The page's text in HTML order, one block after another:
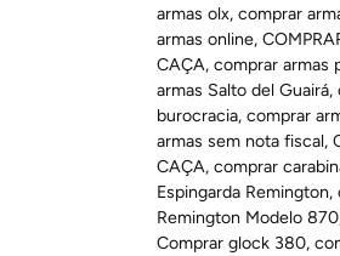
armas olx,comprar
armas online,
CAÇA,comprar armas
armas Salto del Guairá,
burocracia,comprar
armas sem nota fiscal,
CAÇA,comprar
Espingarda Remington,
Remington Modelo 870
Comprar glock 380,